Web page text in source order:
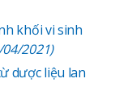
khối vi sinh
2021)
dược liệu lan